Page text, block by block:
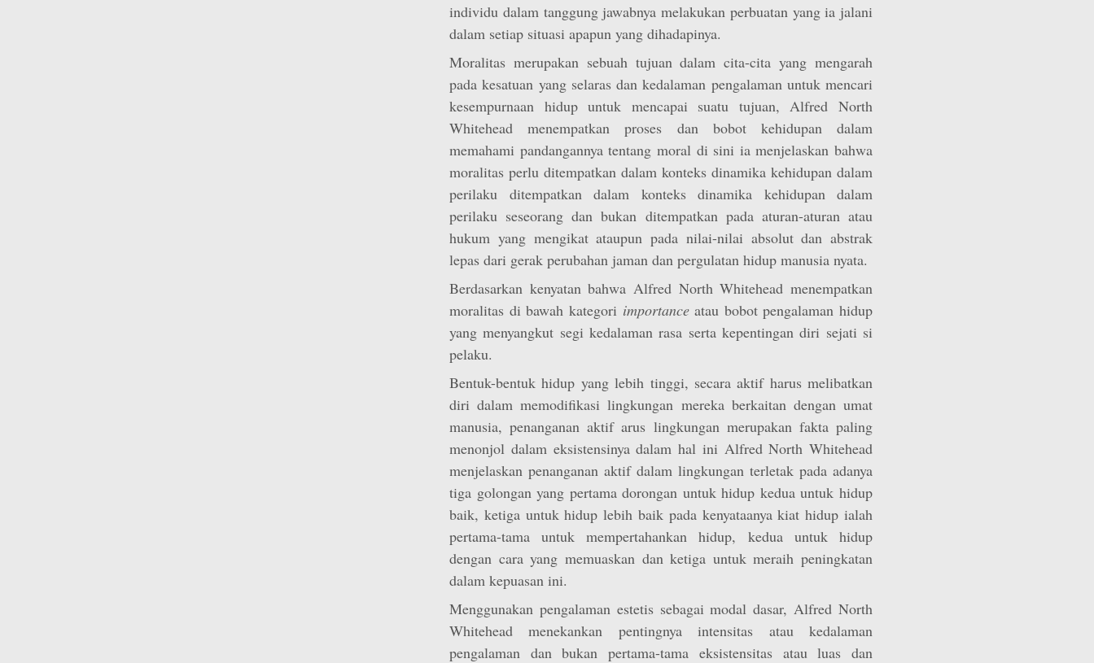
individu dalam tanggung jawabnya melakukan perbuatan yang ia jalani
dalam setiap situasi apapun yang dihadapinya.
Moralitas merupakan sebuah tujuan dalam cita-cita yang mengarah
pada kesatuan yang selaras dan kedalaman pengalaman untuk mencari
kesempurnaan hidup untuk mencapai suatu tujuan, Alfred North
Whitehead menempatkan proses dan bobot kehidupan dalam
memahami pandangannya tentang moral di sini ia menjelaskan bahwa
moralitas perlu ditempatkan dalam konteks dinamika kehidupan dalam
perilaku ditempatkan dalam konteks dinamika kehidupan dalam
perilaku seseorang dan bukan ditempatkan pada aturan-aturan atau
hukum yang mengikat ataupun pada nilai-nilai absolut dan abstrak
lepas dari gerak perubahan jaman dan pergulatan hidup manusia nyata.
Berdasarkan kenyatan bahwa Alfred North Whitehead menempatkan
moralitas di bawah kategori importanceatau bobot pengalaman hidup
yang menyangkut segi kedalaman rasa serta kepentingan diri sejati si
pelaku.
Bentuk-bentuk hidup yang lebih tinggi, secara aktif harus melibatkan
diri dalam memodifikasi lingkungan mereka berkaitan dengan umat
manusia, penanganan aktif arus lingkungan merupakan fakta paling
menonjol dalam eksistensinya dalam hal ini Alfred North Whitehead
menjelaskan penanganan aktif dalam lingkungan terletak pada adanya
tiga golongan yang pertama dorongan untuk hidup kedua untuk hidup
baik, ketiga untuk hidup lebih baik pada kenyataanya kiat hidup ialah
pertama-tama untuk mempertahankan hidup, kedua untuk hidup
dengan cara yang memuaskan dan ketiga untuk meraih peningkatan
dalam kepuasan ini.
Menggunakan pengalaman estetis sebagai modal dasar, Alfred North
Whitehead menekankan pentingnya intensitas atau kedalaman
pengalaman dan bukan pertama-tama eksistensitas atau luas dan